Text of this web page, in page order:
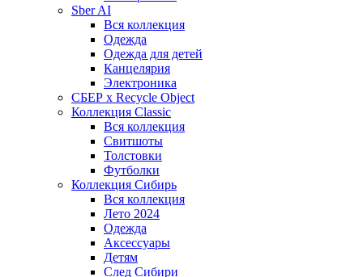
Sber AI
Вся коллекция
Одежда
Одежда для детей
Канцелярия
Электроника
СБЕР x Recycle Object
Коллекция Classic
Вся коллекция
Свитшоты
Толстовки
Футболки
Коллекция Сибирь
Вся коллекция
Лето 2024
Одежда
Аксессуары
Детям
След Сибири